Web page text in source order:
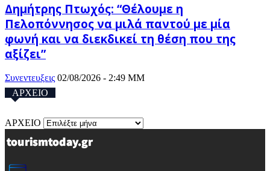
Δημήτρης Πτωχός: “Θέλουμε η
Πελοπόννησος να μιλά παντού με μία
φωνή και να διεκδικεί τη θέση που της
αξίζει”
Συνεντευξεις 02/08/2026 - 2:49 ΜΜ
ΑΡΧΕΙΟ
ΑΡΧΕΙΟ